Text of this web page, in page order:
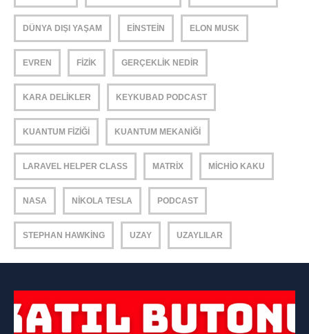
DÜNYA DIŞI YAŞAM EINSTEIN ELON MUSK
EVREN FIZIK GERÇEKLIK NEDIR
KARA DELIKLER KEYKUBAD PODCAST
KUANTUM FIZIĞI KUANTUM MEKANIĞI
LARAVEL HELPER CLASS MATRIX MICHIO KAKU
NASA NIKOLA TESLA PODCAST
STEPHAN HAWKING UZAY UZAYLILAR